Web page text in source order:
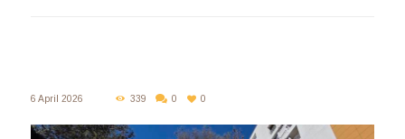
6 April 2026 339 0 0